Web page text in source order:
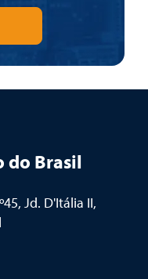
do Brasil
Jd. D'Itália II,